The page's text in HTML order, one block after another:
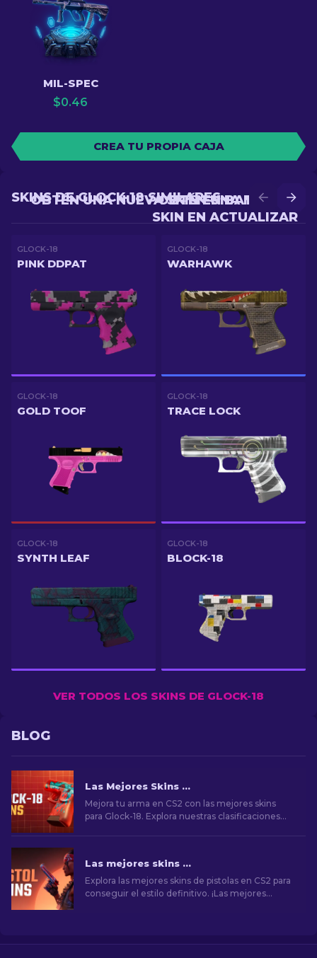
MIL-SPEC
$0.46
CREA TU PROPIA CAJA
OBTÉN UNA MEJOR
SKIN EN ACTUALIZAR
OBTÉN UNA NUEVA SKIN EN BATALLA
SKINS DE GLOCK-18 SIMILARES
GLOCK-18
PINK DDPAT
GLOCK-18
WARHAWK
GLOCK-18
GOLD TOOF
GLOCK-18
TRACE LOCK
GLOCK-18
SYNTH LEAF
GLOCK-18
BLOCK-18
VER TODOS LOS SKINS DE GLOCK-18
BLOG
Las Mejores Skins de Glock-18 en CS2: Lista Completa (2026)
Mejora tu arma en CS2 con las mejores skins
para Glock-18. Explora nuestras clasificaciones
Las mejores skins de pistolas en CS2 [2026]
Explora las mejores skins de pistolas en CS2 para
conseguir el estilo definitivo. ¡Las mejores